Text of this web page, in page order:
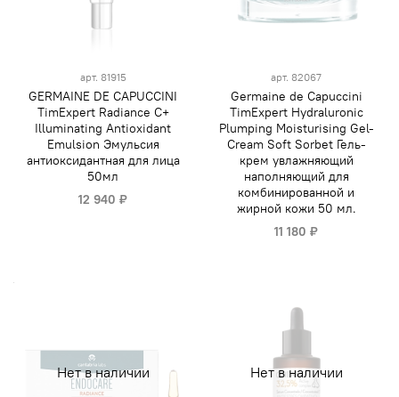
арт. 81915
GERMAINE DE CAPUCCINI
TimExpert Radiance C+
Illuminating Antioxidant
Emulsion Эмульсия
антиоксидантная для лица
50мл
12 940 ₽
арт. 82067
Germaine de Capuccini
TimExpert Hydraluronic
Plumping Moisturising Gel-
Cream Soft Sorbet Гель-
крем увлажняющий
наполняющий для
комбинированной и
жирной кожи 50 мл.
11 180 ₽
Нет в наличии Нет в наличии